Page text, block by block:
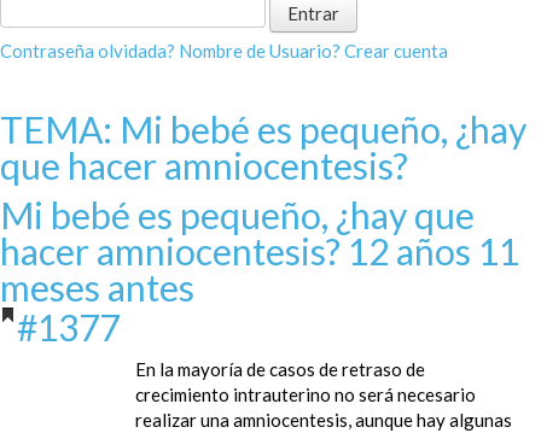
Contraseña olvidada? Nombre de Usuario? Crear cuenta
TEMA: Mi bebé es pequeño, ¿hay
que hacer amniocentesis?
Mi bebé es pequeño, ¿hay que
hacer amniocentesis? 12 años 11
meses antes
#1377
En la mayoría de casos de retraso de
crecimiento intrauterino no será necesario
realizar una amniocentesis, aunque hay algunas